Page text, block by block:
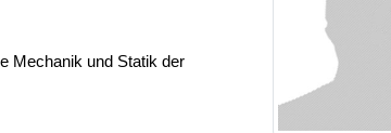
Mechanik und Statik der